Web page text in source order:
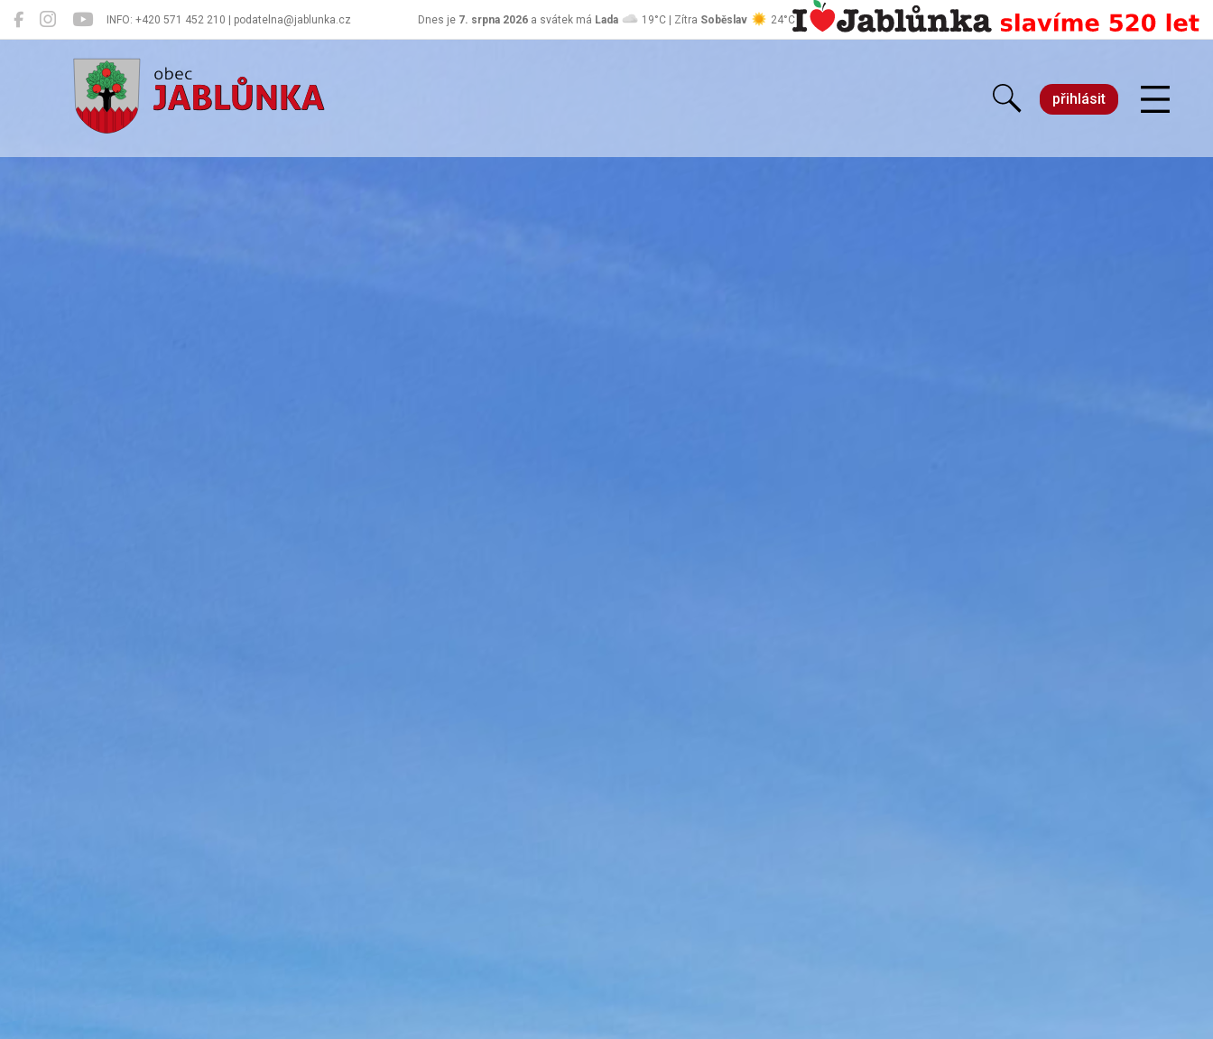
INFO: +420 571 452 210 | podatelna@jablunka.cz Dnes je 7. srpna 2026 a svátek má Lada 19°C | Zítra Soběslav 24°C
Jablůnka
přihlásit